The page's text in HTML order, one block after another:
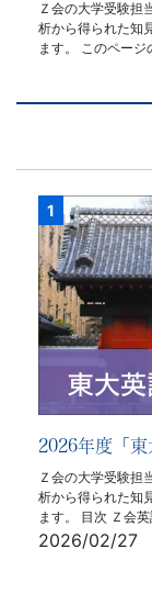
Ｚ会の大学受験担
析から得られた知
ます。 このペー
2026年度「
Ｚ会の大学受験担
析から得られた知
ます。 目次 Ｚ会
2026/02/27